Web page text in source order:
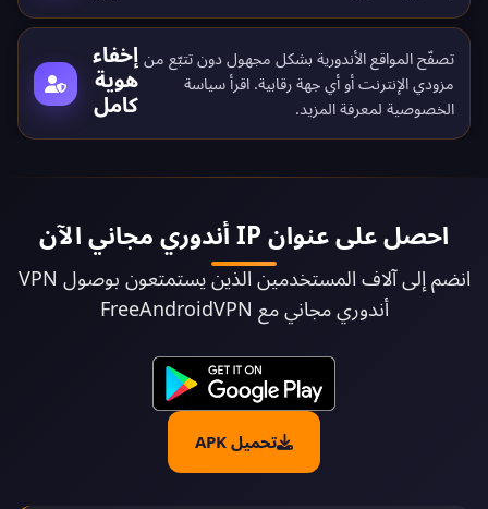
إخفاء
هوية
كامل
تصفّح المواقع الأندورية بشكل مجهول دون تتبّع من
مزودي الإنترنت أو أي جهة رقابية. اقرأ سياسة
الخصوصية لمعرفة المزيد.
احصل على عنوان IP أندوري مجاني الآن
انضم إلى آلاف المستخدمين الذين يستمتعون بوصول VPN
أندوري مجاني مع FreeAndroidVPN
تحميل APK